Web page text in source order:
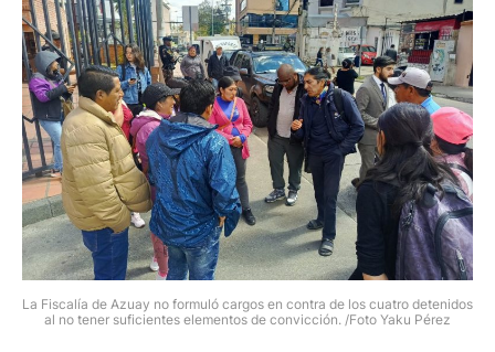
La Fiscalía de Azuay no formuló cargos en contra de los cuatro detenidos
al no tener suficientes elementos de convicción. /Foto Yaku Pérez